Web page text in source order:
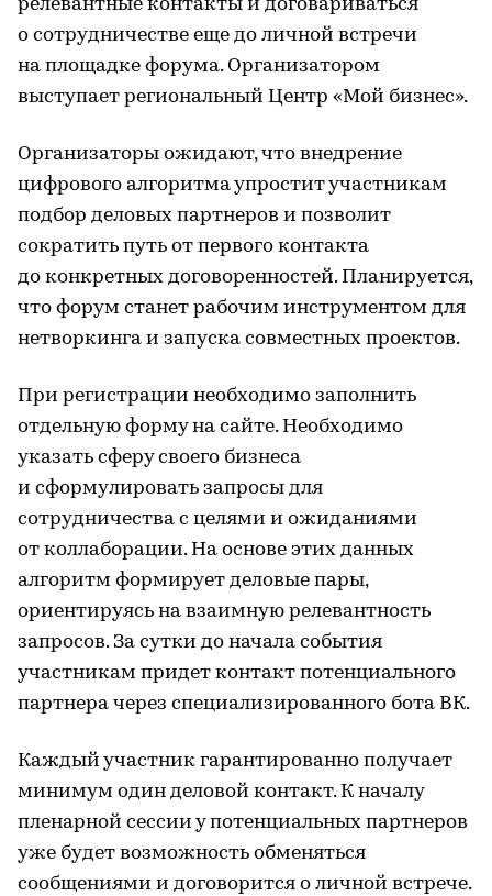
релевантные контакты и договариваться
о сотрудничестве еще до личной встречи
на площадке форума. Организатором
выступает региональный Центр «Мой бизнес».
Организаторы ожидают, что внедрение
цифрового алгоритма упростит участникам
подбор деловых партнеров и позволит
сократить путь от первого контакта
до конкретных договоренностей. Планируется,
что форум станет рабочим инструментом для
нетворкинга и запуска совместных проектов.
При регистрации необходимо заполнить
отдельную форму на сайте. Необходимо
указать сферу своего бизнеса
и сформулировать запросы для
сотрудничества с целями и ожиданиями
от коллаборации. На основе этих данных
алгоритм формирует деловые пары,
ориентируясь на взаимную релевантность
запросов. За сутки до начала события
участникам придет контакт потенциального
партнера через специализированного бота ВК.
Каждый участник гарантированно получает
минимум один деловой контакт. К началу
пленарной сессии у потенциальных партнеров
уже будет возможность обменяться
сообщениями и договорится о личной встрече.